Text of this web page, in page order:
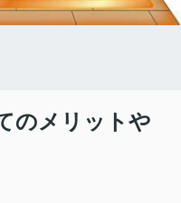
のメリットや